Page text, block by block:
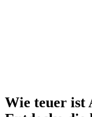
Wie teuer ist